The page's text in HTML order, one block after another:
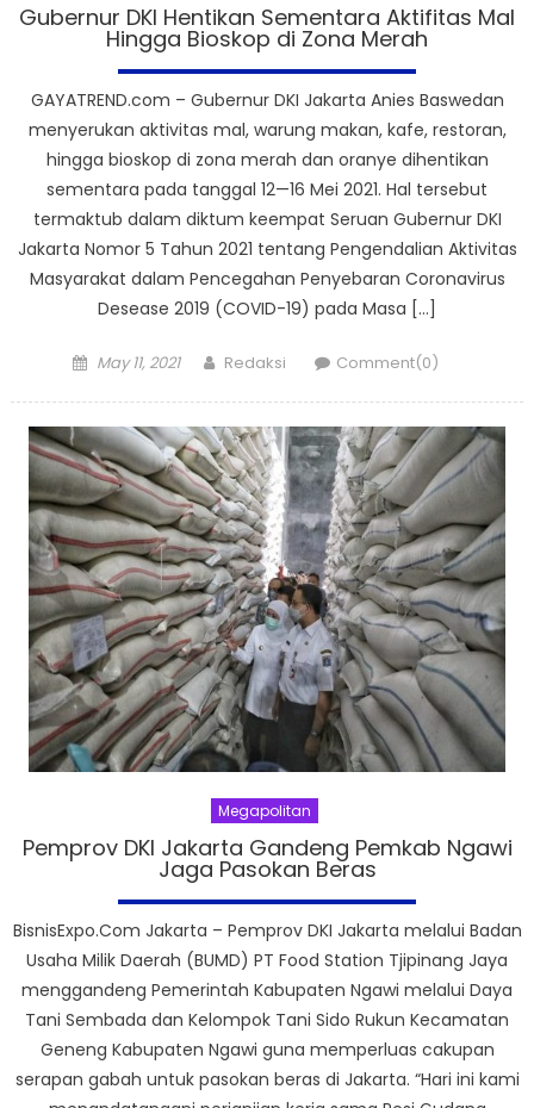
Gubernur DKI Hentikan Sementara Aktifitas Mal
Hingga Bioskop di Zona Merah
GAYATREND.com – Gubernur DKI Jakarta Anies Baswedan
menyerukan aktivitas mal, warung makan, kafe, restoran,
hingga bioskop di zona merah dan oranye dihentikan
sementara pada tanggal 12—16 Mei 2021. Hal tersebut
termaktub dalam diktum keempat Seruan Gubernur DKI
Jakarta Nomor 5 Tahun 2021 tentang Pengendalian Aktivitas
Masyarakat dalam Pencegahan Penyebaran Coronavirus
Desease 2019 (COVID-19) pada Masa […]
Posted
May 11, 2021 Author
Redaksi Comment(0)
Megapolitan
Pemprov DKI Jakarta Gandeng Pemkab Ngawi
Jaga Pasokan Beras
BisnisExpo.Com Jakarta – Pemprov DKI Jakarta melalui Badan
Usaha Milik Daerah (BUMD) PT Food Station Tjipinang Jaya
menggandeng Pemerintah Kabupaten Ngawi melalui Daya
Tani Sembada dan Kelompok Tani Sido Rukun Kecamatan
Geneng Kabupaten Ngawi guna memperluas cakupan
serapan gabah untuk pasokan beras di Jakarta. “Hari ini kami